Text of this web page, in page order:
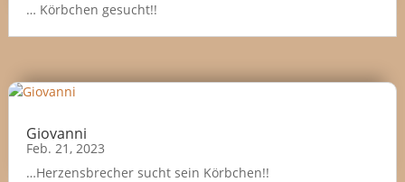
… Körbchen gesucht!!
Giovanni
Feb. 21, 2023
…Herzensbrecher sucht sein Körbchen!!